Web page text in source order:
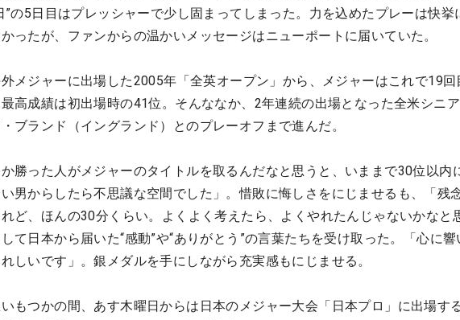
”の5日目はプレッシャーで少し固まってしまった。力を込めたプレーは快挙
ったが、ファンからの温かいメッセージはニューポートに届いていた。
メジャーに出場した2005年「全英オープン」から、メジャーはこれで19回
高成績は初出場時の41位。そんななか、2年連続の出場となった全米シニ
ブランド（イングランド）とのプレーオフまで進んだ。
か勝った人がメジャーのタイトルを取るんだなと思うと、いままで30位以内
男からしたら不思議な空間でした」。惜敗に悔しさをにじませるも、「残
ど、ほんの30分くらい。よくよく考えたら、よくやれたんじゃないかなと
て日本から届いた“感動”や“ありがとう”の言葉たちを受け取った。「心に
しいです」。銀メダルを手にしながら充実感もにじませる。
もつかの間、あす木曜日からは日本のメジャー大会「日本プロ」に出場す